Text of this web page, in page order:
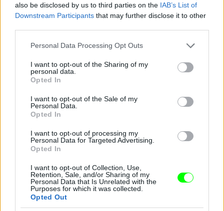
also be disclosed by us to third parties on the IAB’s List of
Downstream Participants that may further disclose it to other
Please note that this website/app uses one or more Google
not limited to your visit or usage behaviour. You may click to
grant or deny consent to Google and its third-party tags to
use your data for below specified purposes in below Google
consent section.
Personal Data Processing Opt Outs
I want to opt-out of the Sharing of my
personal data.
Opted In
I want to opt-out of the Sale of my
Personal Data.
Opted In
I want to opt-out of processing my
Personal Data for Targeted Advertising.
Opted In
I want to opt-out of Collection, Use,
Retention, Sale, and/or Sharing of my
Personal Data that Is Unrelated with the
Purposes for which it was collected.
Opted Out
És most ismerjék meg Farkas Ritát, a 48 éves
de azóta sincs senkije egyiküknek sem.
Jön még kép!